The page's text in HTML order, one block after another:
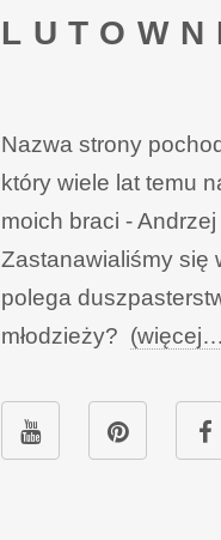
Nazwa strony
który wiele lat temu
moich braci - Andrzej
Zastanawialiśmy się
polega
młodzieży?